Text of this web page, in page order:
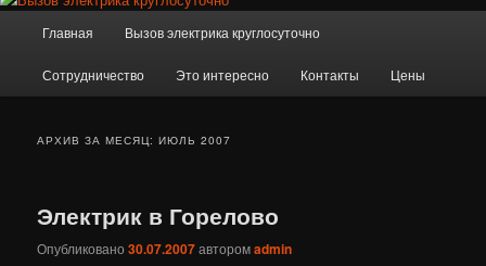
Главная Вызов электрика круглосуточно
Сотрудничество Это интересно Контакты Цены
АРХИВ ЗА МЕСЯЦ:ИЮЛЬ 2007
Электрик в Горелово
Опубликовано30.07.2007авторомadmin